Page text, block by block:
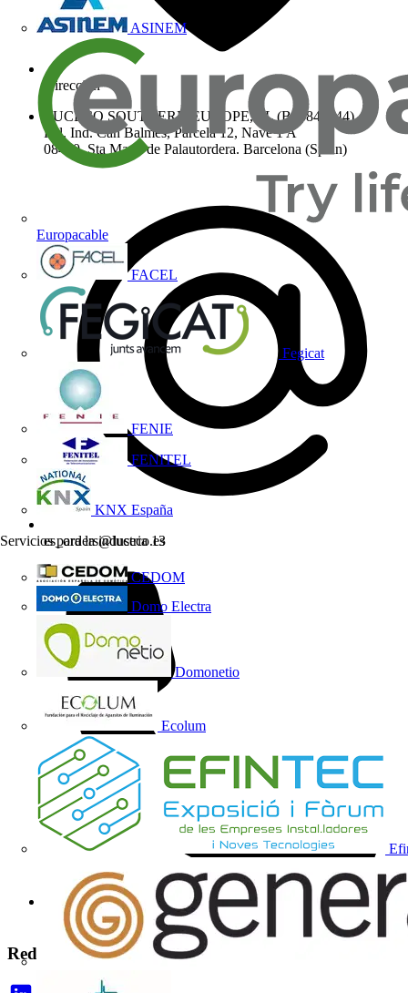
ASINEM
Europacable
FACEL
Fegicat
FENIE
FENITEL
KNX España
Servicios para la industria 13
CEDOM
Domo Electra
Domonetio
Ecolum
Dirección
LUCECO SOUTHERN EUROPE, SL (B66843244)
Pol. Ind. Can Balmes, Parcela 12, Nave 1 A
08460. Sta Maria de Palautordera. Barcelona (Spain)
es_orders@luceco.es
+34 938 295 577
Redes sociales